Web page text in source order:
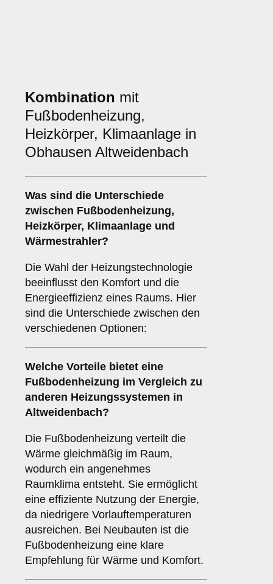
Kombination mit
Fußbodenheizung,
Heizkörper, Klimaanlage in
Obhausen Altweidenbach
Was sind die Unterschiede
zwischen Fußbodenheizung,
Heizkörper, Klimaanlage und
Wärmestrahler?
Die Wahl der Heizungstechnologie
beeinflusst den Komfort und die
Energieeffizienz eines Raums. Hier
sind die Unterschiede zwischen den
verschiedenen Optionen:
Welche Vorteile bietet eine
Fußbodenheizung im Vergleich zu
anderen Heizungssystemen in
Altweidenbach?
Die Fußbodenheizung verteilt die
Wärme gleichmäßig im Raum,
wodurch ein angenehmes
Raumklima entsteht. Sie ermöglicht
eine effiziente Nutzung der Energie,
da niedrigere Vorlauftemperaturen
ausreichen. Bei Neubauten ist die
Fußbodenheizung eine klare
Empfehlung für Wärme und Komfort.